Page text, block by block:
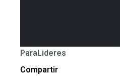
ParaLideres
Compartir